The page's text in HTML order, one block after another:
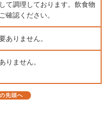
て調理しております。飲食物
確認ください。
ありません。
りません。
先頭へ